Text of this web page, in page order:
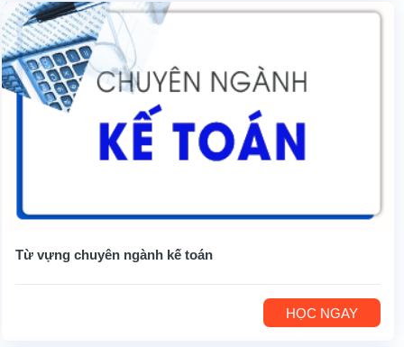
Từ vựng chuyên ngành kế toán
HỌC NGAY